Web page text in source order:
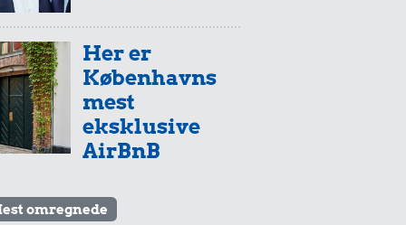
Her er
Københavns
mest
eksklusive
AirBnB
omregnede